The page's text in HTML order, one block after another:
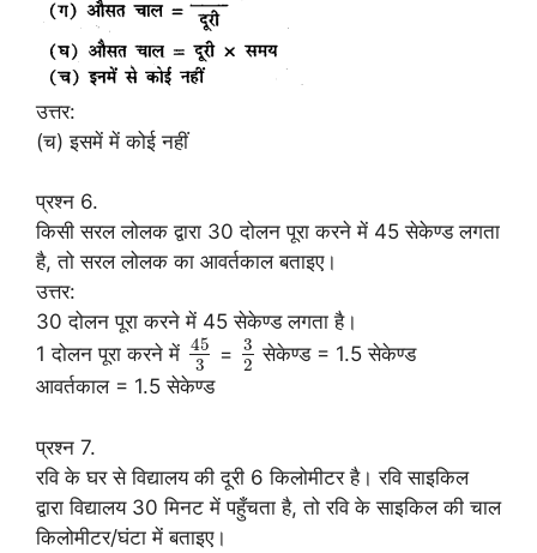
उत्तर:
(च) इसमें में कोई नहीं
प्रश्न 6.
किसी सरल लोलक द्वारा 30 दोलन पूरा करने में 45 सेकेण्ड लगता
है, तो सरल लोलक का आवर्तकाल बताइए।
उत्तर:
30 दोलन पूरा करने में 45 सेकेण्ड लगता है।
1 दोलन पूरा करने में 45
3
= 3
2 सेकेण्ड = 1.5 सेकेण्ड
आवर्तकाल = 1.5 सेकेण्ड
प्रश्न 7.
रवि के घर से विद्यालय की दूरी 6 किलोमीटर है। रवि साइकिल
द्वारा विद्यालय 30 मिनट में पहुँचता है, तो रवि के साइकिल की चाल
किलोमीटर/घंटा में बताइए।